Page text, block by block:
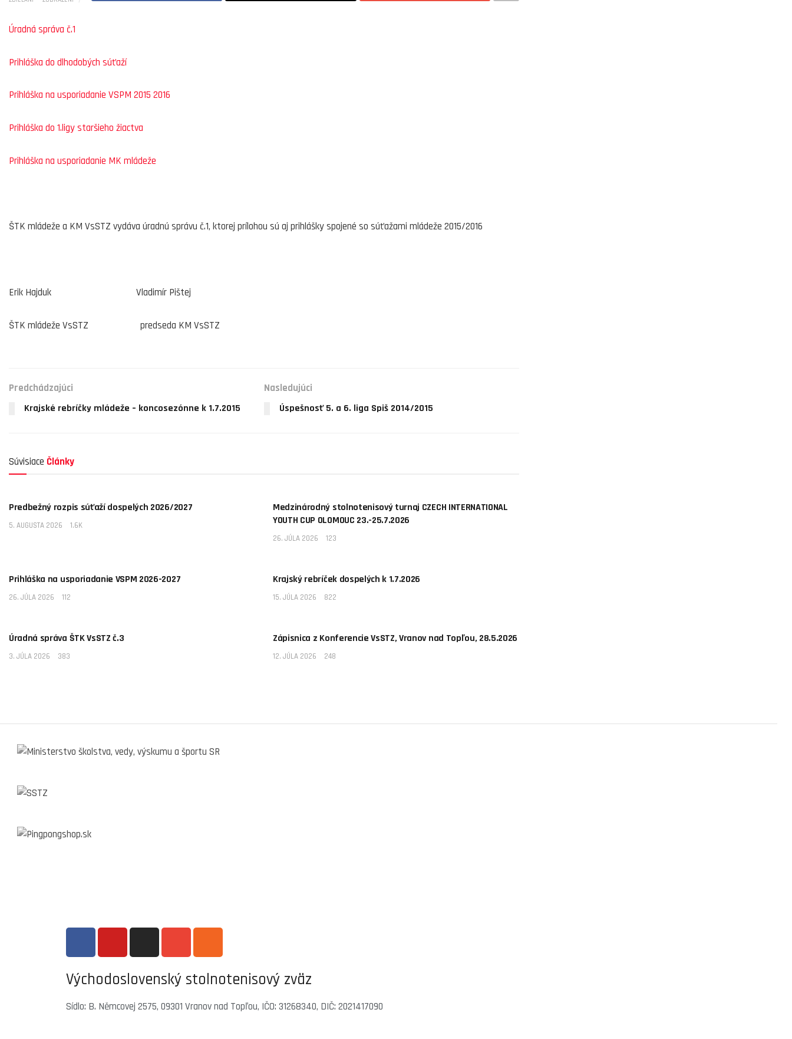
Úradná správa č.1
Prihláška do dlhodobých súťaží
Prihláška na usporiadanie VSPM 2015 2016
Prihláška do 1.ligy staršieho žiactva
Prihláška na usporiadanie MK mládeže
ŠTK mládeže a KM VsSTZ vydáva úradnú správu č.1, ktorej prílohou sú aj prihlášky spojené so súťažami mládeže 2015/2016
Erik Hajduk Vladimír Pištej
ŠTK mládeže VsSTZ predseda KM VsSTZ
Predchádzajúci
Krajské rebríčky mládeže – koncosezónne k 1.7.2015
Nasledujúci
Úspešnosť 5. a 6. liga Spiš 2014/2015
Súvisiace Články
Predbežný rozpis súťaží dospelých 2026/2027
5. AUGUSTA 2026 1.6K
Medzinárodný stolnotenisový turnaj CZECH INTERNATIONAL
YOUTH CUP OLOMOUC 23.-25.7.2026
26. JÚLA 2026 123
Prihláška na usporiadanie VSPM 2026-2027
26. JÚLA 2026 112
Krajský rebríček dospelých k 1.7.2026
15. JÚLA 2026 822
Úradná správa ŠTK VsSTZ č.3
3. JÚLA 2026 383
Zápisnica z Konferencie VsSTZ, Vranov nad Topľou, 28.5.2026
12. JÚLA 2026 248
Východoslovenský stolnotenisový zväz
Sídlo: B. Němcovej 2575, 09301 Vranov nad Topľou, IČO: 31268340, DIČ: 2021417090